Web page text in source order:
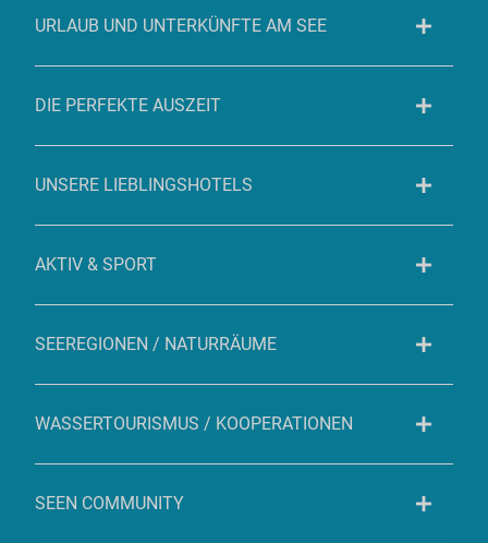
URLAUB UND UNTERKÜNFTE AM SEE
DIE PERFEKTE AUSZEIT
UNSERE LIEBLINGSHOTELS
AKTIV & SPORT
SEEREGIONEN / NATURRÄUME
WASSERTOURISMUS / KOOPERATIONEN
SEEN COMMUNITY